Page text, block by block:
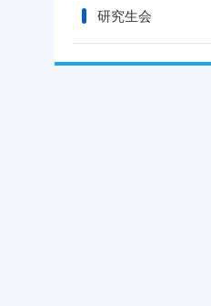
研究生会